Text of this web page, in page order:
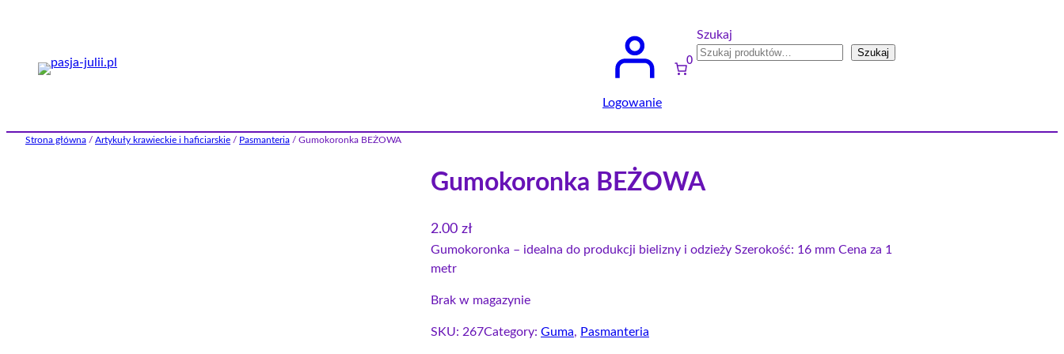
Logowanie
0
Szukaj
Szukaj
Strona główna / Artykuły krawieckie i haficiarskie / Pasmanteria / Gumokoronka BEŻOWA
Gumokoronka BEŻOWA
2.00 zł
Gumokoronka – idealna do produkcji bielizny i odzieży Szerokość: 16 mm Cena za 1
metr
Brak w magazynie
SKU: 267Category: Guma, Pasmanteria